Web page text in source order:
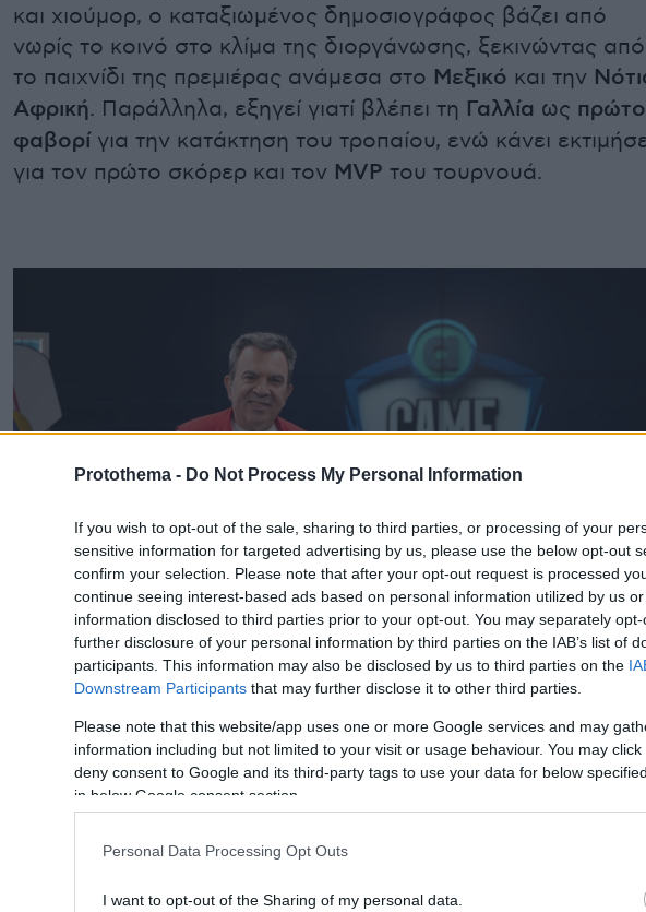
Protothema - Do Not Process My Personal Information
If you wish to opt-out of the sale, sharing to third parties, or processing of your
sensitive information for targeted advertising by us, please use the below opt-out
confirm your selection. Please note that after your opt-out request is processed
continue seeing interest-based ads based on personal information utilized by us
information disclosed to third parties prior to your opt-out. You may separately
further disclosure of your personal information by third parties on the IAB’s list of
participants. This information may also be disclosed by us to third parties on the
Downstream Participants that may further disclose it to other third parties.
Please note that this website/app uses one or more Google services and may
information including but not limited to your visit or usage behaviour. You may
deny consent to Google and its third-party tags to use your data for below
in below Google consent section.
Personal Data Processing Opt Outs
I want to opt-out of the Sharing of my personal data.
και χιούμορ, ο καταξιωμένος δημοσιογράφος βάζει από
νωρίς το κοινό στο κλίμα της διοργάνωσης, ξεκινώντας από
το παιχνίδι της πρεμιέρας ανάμεσα στο Μεξικό και την
Αφρική. Παράλληλα, εξηγεί γιατί βλέπει τη Γαλλία ως πρώτο
φαβορίγια την κατάκτηση του τροπαίου, ενώ κάνει
για τον πρώτο σκόρερ και τον MVP του τουρνουά.
Αναλύει τα6 πρώτα παιχνίδιατης διοργάνωσης και
παρουσιάζει τη δική του «ιδανική ενδεκάδα» όλων των